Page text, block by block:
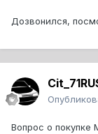
Дозвонился,
Вопрос о покупке